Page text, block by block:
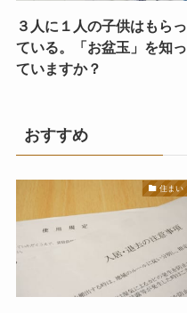
３人に１人の子供はもらっ
ている。「お盆玉」を知っ
ていますか？
おすすめ
住まい